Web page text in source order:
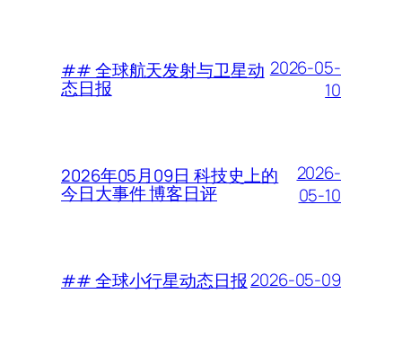
## 全球航天发射与卫星动
态日报
2026-05-
10
2026年05月09日 科技史上的
今日大事件 博客日评
2026-
05-10
## 全球小行星动态日报2026-05-09